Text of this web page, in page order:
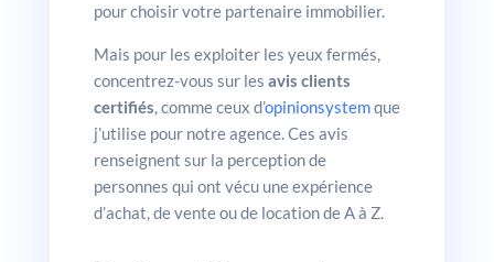
pour choisir votre partenaire immobilier.
Mais pour les exploiter les yeux fermés,
concentrez-vous sur les avis clients
certifiés, comme ceux d’opinionsystemque
j’utilise pour notre agence. Ces avis
renseignent sur la perception de
personnes qui ont vécu une expérience
d’achat, de vente ou de location de A à Z.